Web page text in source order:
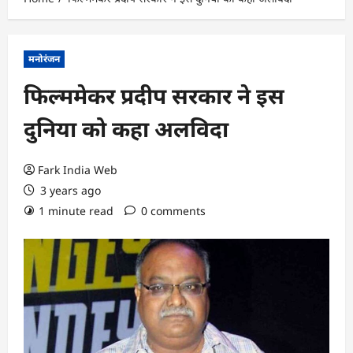
मनोरंजन
फिल्ममेकर प्रदीप सरकार ने इस
दुनिया को कहा अलविदा
Fark India Web
3 years ago
1 minute read
0 comments